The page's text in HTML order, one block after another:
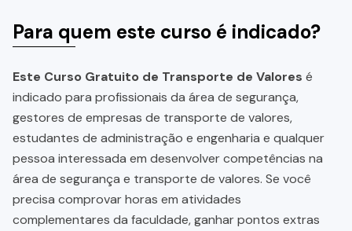
Para quem este curso é indicado?
Este Curso Gratuito de Transporte de Valores é
indicado para profissionais da área de segurança,
gestores de empresas de transporte de valores,
estudantes de administração e engenharia e qualquer
pessoa interessada em desenvolver competências na
área de segurança e transporte de valores. Se você
precisa comprovar horas em atividades
complementares da faculdade, ganhar pontos extras